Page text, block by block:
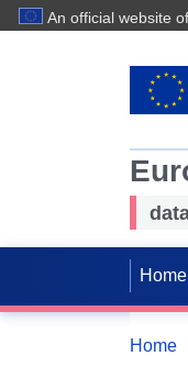
An official website
Home
Home